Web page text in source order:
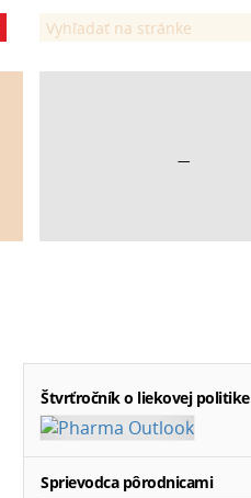
—
Štvrťročník o liekovej politike
Sprievodca pôrodnicami